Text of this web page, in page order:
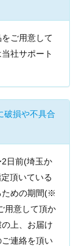
ご用意して
社サポート
破損や不具合
日前(埼玉か
頂いている
ための期間(※
用意して頂か
上、お届け
連絡を頂い